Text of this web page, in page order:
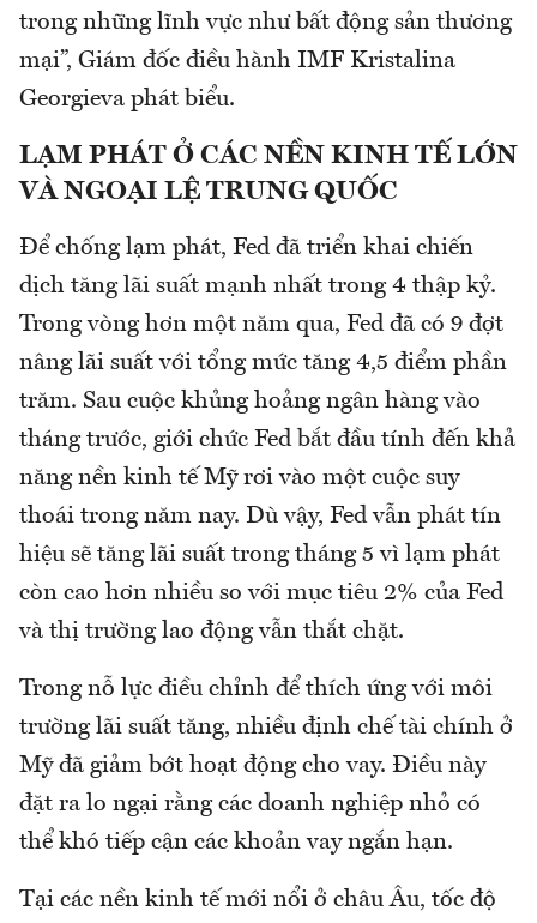
trong những lĩnh vực như bất động sản thương
mại”, Giám đốc điều hành IMF Kristalina
Georgieva phát biểu.
LẠM PHÁT Ở CÁC NỀN KINH TẾ LỚN
VÀ NGOẠI LỆ TRUNG QUỐC
Để chống lạm phát, Fed đã triển khai chiến
dịch tăng lãi suất mạnh nhất trong 4 thập kỷ.
Trong vòng hơn một năm qua, Fed đã có 9 đợt
nâng lãi suất với tổng mức tăng 4,5 điểm phần
trăm. Sau cuộc khủng hoảng ngân hàng vào
tháng trước, giới chức Fed bắt đầu tính đến khả
năng nền kinh tế Mỹ rơi vào một cuộc suy
thoái trong năm nay. Dù vậy, Fed vẫn phát tín
hiệu sẽ tăng lãi suất trong tháng 5 vì lạm phát
còn cao hơn nhiều so với mục tiêu 2% của Fed
và thị trường lao động vẫn thắt chặt.
Trong nỗ lực điều chỉnh để thích ứng với môi
trường lãi suất tăng, nhiều định chế tài chính ở
Mỹ đã giảm bớt hoạt động cho vay. Điều này
đặt ra lo ngại rằng các doanh nghiệp nhỏ có
thể khó tiếp cận các khoản vay ngắn hạn.
Tại các nền kinh tế mới nổi ở châu Âu, tốc độ